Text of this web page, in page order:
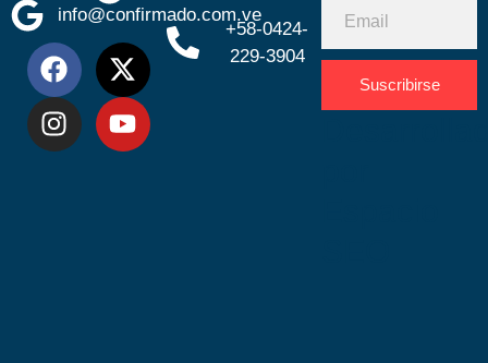
info@confirmado.com.ve
+58-0424-
229-3904
Suscribirse